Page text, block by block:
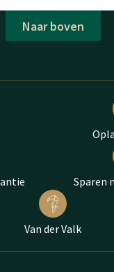
Naar boven
Sparen
Van der Valk